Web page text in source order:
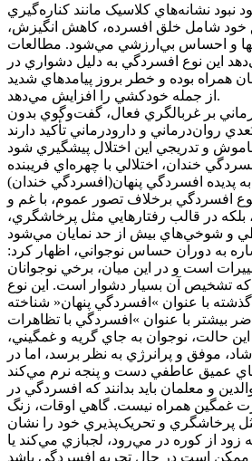
نبود نشانه‌هاي کلاسيک مانند کناره‌گيري
خود شامل خلق افسرده، کاهش انگيزش،
و احساس بي‌ارزشي مي‌شود. مطالعات
اين نوع افسردگي به دليل دشواري در
همراه بوده و خطر بروز پيامدهاي شديد
از جمله خودکشي را افزايش مي‌دهد.
بر غربالگري فعال، گفت‌وگوي بدون
روان‌درماني و دارودرماني تأکيد دارند
خندان، اختلالي با چهره‌اي فريبنده
افسردگي پنهان(افسردگي خندان)
افسردگي برخلاف تصور عموم، با غم و
بلکه در قالب رفتارهايي مثل پرخاشگري،
به دوران حساس نوجواني، اظهار کرد:
است و در اين ميان، برخي نوجوانان
تشخيص آن بسيار دشوار است. اين نوع
با عنوان »افسردگي پنهان« شناخته
بيشتر با عنوان »افسردگي با تظاهرات
حالت، نوجوان به جاي گريه و غمگيني،
موفق و پرانرژي به نظر برسد، اما در
و معلمان بايد بدانند که افسردگي در
غمگين همراه نيست. گاهي اوقات، زنگ
پرخاشگري و تحريک‌پذيري خود را نشان
زود از کوره در مي‌رود، لجبازي مي‌کند يا
ممکن است در حال تجربه افسردگي باشد